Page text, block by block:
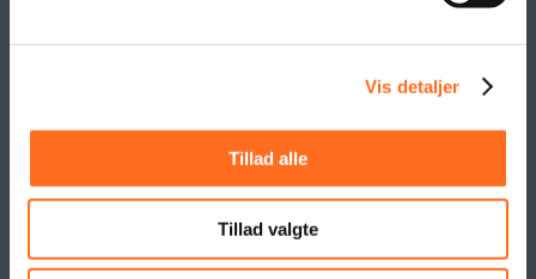
Vis detaljer
Tillad alle
Tillad valgte
KONTAKT